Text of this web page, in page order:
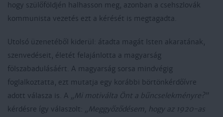
hogy szülőföldjén halhasson meg, azonban a csehszlovák
kommunista vezetés ezt a kérését is megtagadta.
Utolsó üzenetéből kiderül: átadta magát Isten akaratának,
szenvedéseit, életét felajánlotta a magyarság
fölszabadulásáért. A magyarság sorsa mindvégig
foglalkoztatta, ezt mutatja egy korábbi börtönkérdőívre
adott válasza is. A „Mi motiválta Önt a bűncselekményre?”
kérdésre így válaszolt:
„Meggyőződésem, hogy az 1920-as